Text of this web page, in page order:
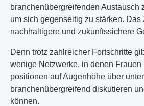
branchenübergreifenden Austausch
um sich gegenseitig zu stärken.
nachhaltigere und zukunftssichere
Denn trotz zahlreicher Fortschritte
wenige Netzwerke, in denen
positionen auf Augenhöhe über
branchen­über­greifend diskutieren
können.